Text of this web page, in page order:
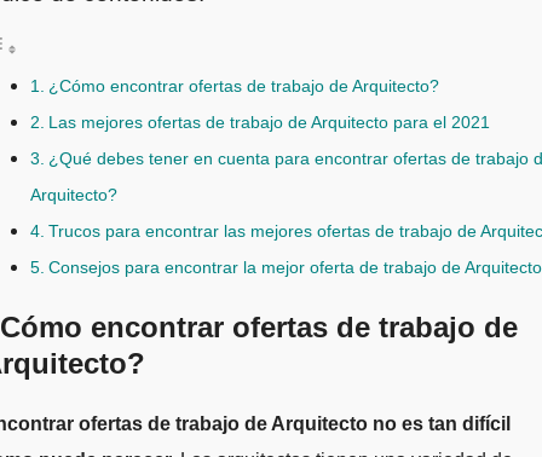
¿Cómo encontrar ofertas de trabajo de Arquitecto?
Las mejores ofertas de trabajo de Arquitecto para el 2021
¿Qué debes tener en cuenta para encontrar ofertas de trabajo
Arquitecto?
Trucos para encontrar las mejores ofertas de trabajo de
Consejos para encontrar la mejor oferta de trabajo de Arquitecto
encontrar ofertas de trabajo de